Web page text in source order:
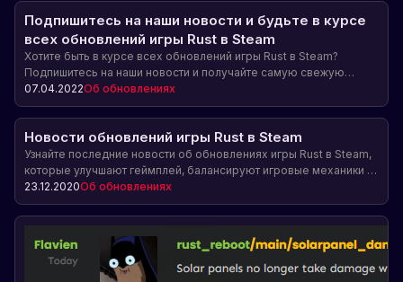
Подпишитесь на наши новости и будьте в курсе
всех обновлений игры Rust в Steam
Хотите быть в курсе всех обновлений игры Rust в Steam?
Подпишитесь на наши новости и получайте самую свежую
информацию о новых функциях, изменениях геймплея и других
интересных обновлениях игры! Будьте впереди всех и имейте
эксклюзивный доступ!
07.04.2022Об обновлениях
Новости обновлений игры Rust в Steam
Узнайте последние новости об обновлениях игры Rust в Steam,
которые улучшают геймплей, балансируют игровые механики и
исправляют ошибки и уязвимости, создавая более
увлекательный и безопасный игровой опыт.
23.12.2020Об обновлениях